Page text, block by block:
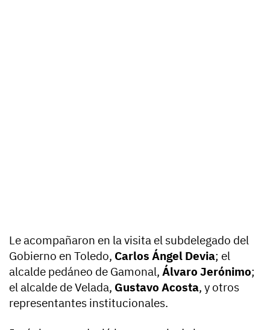
Le acompañaron en la visita el subdelegado del
Gobierno en Toledo, Carlos Ángel Devia; el
alcalde pedáneo de Gamonal, Álvaro Jerónimo;
el alcalde de Velada, Gustavo Acosta, y otros
representantes institucionales.